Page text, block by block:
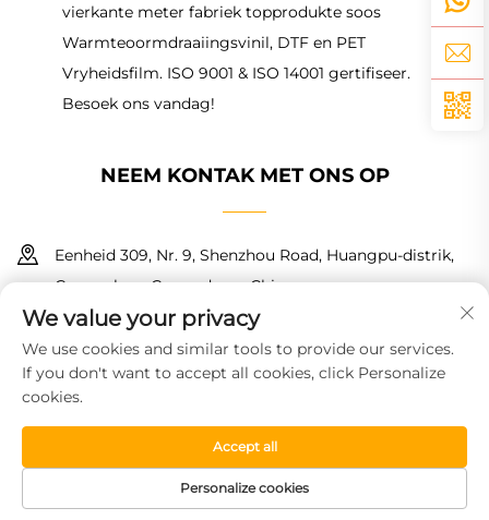
vierkante meter fabriek topprodukte soos
Warmteoormdraaiingsvinil, DTF en PET
Vryheidsfilm. ISO 9001 & ISO 14001 gertifiseer.
Besoek ons vandag!
NEEM KONTAK MET ONS OP
Eenheid 309, Nr. 9, Shenzhou Road, Huangpu-distrik,
Guangzhou, Guangdong, China
+86 18150601728
[email protected]
Kopiereg © 2026 Guangzhou Haoyin New Material Technology
Co., Ltd. Alle regte voorbehou. Privaatheidsbeleid
TUISBLAD PRODUKTE GRATIS MONSTER TEL
We value your privacy
We use cookies and similar tools to provide our services.
If you don't want to accept all cookies, click Personalize
cookies.
Personalize cookies
Accept all